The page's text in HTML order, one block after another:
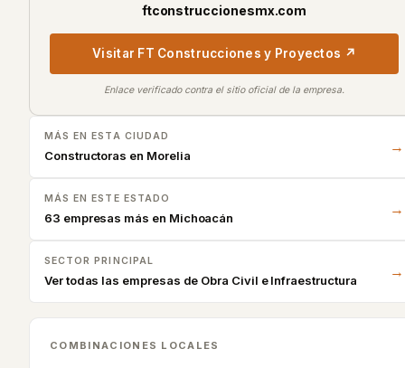
ftconstruccionesmx.com
Visitar FT Construcciones y Proyectos ↗
Enlace verificado contra el sitio oficial de la empresa.
MÁS EN ESTA CIUDAD
Constructoras en Morelia →
MÁS EN ESTE ESTADO
63 empresas más en Michoacán →
SECTOR PRINCIPAL
Ver todas las empresas de Obra Civil e Infraestructura →
COMBINACIONES LOCALES